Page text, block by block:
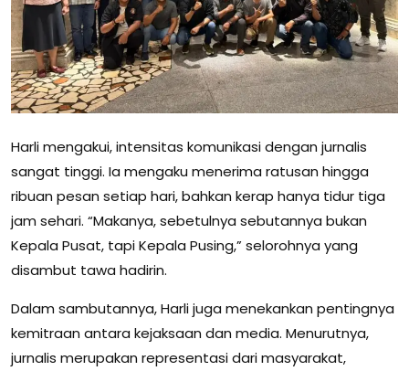
Harli mengakui, intensitas komunikasi dengan jurnalis
sangat tinggi. Ia mengaku menerima ratusan hingga
ribuan pesan setiap hari, bahkan kerap hanya tidur tiga
jam sehari. “Makanya, sebetulnya sebutannya bukan
Kepala Pusat, tapi Kepala Pusing,” selorohnya yang
disambut tawa hadirin.
Dalam sambutannya, Harli juga menekankan pentingnya
kemitraan antara kejaksaan dan media. Menurutnya,
jurnalis merupakan representasi dari masyarakat,